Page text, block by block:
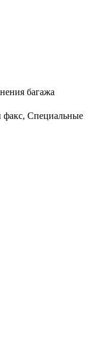
багажа
факс, Специальные